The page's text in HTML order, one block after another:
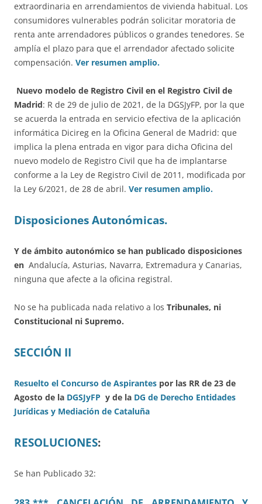
extraordinaria en arrendamientos de vivienda habitual. Los
consumidores vulnerables podrán solicitar moratoria de
renta ante arrendadores públicos o grandes tenedores. Se
amplía el plazo para que el arrendador afectado solicite
compensación. Ver resumen amplio.
Nuevo modelo de Registro Civil en el Registro Civil de
Madrid: R de 29 de julio de 2021, de la DGSJyFP, por la que
se acuerda la entrada en servicio efectiva de la aplicación
informática Dicireg en la Oficina General de Madrid: que
implica la plena entrada en vigor para dicha Oficina del
nuevo modelo de Registro Civil que ha de implantarse
conforme a la Ley de Registro Civil de 2011, modificada por
la Ley 6/2021, de 28 de abril. Ver resumen amplio.
Disposiciones Autonómicas.
Y de ámbito autonómico se han publicado disposiciones
en Andalucía, Asturias, Navarra, Extremadura y Canarias,
ninguna que afecte a la oficina registral.
No se ha publicada nada relativo a los Tribunales, ni
Constitucional ni Supremo.
SECCIÓN II
Resuelto el Concurso de Aspirantes por las RR de 23 de
Agosto de la DGSJyFP y de la DG de Derecho Entidades
Jurídicas y Mediación de Cataluña
RESOLUCIONES:
Se han Publicado 32: